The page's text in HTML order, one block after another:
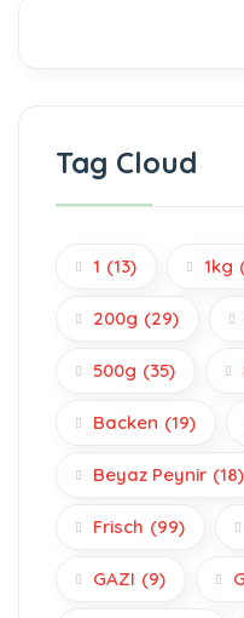
Tag Cloud
1 (13) 1kg
200g (29)
500g (35)
Backen (19)
Beyaz Peynir (18)
Frisch (99)
GAZI (9)